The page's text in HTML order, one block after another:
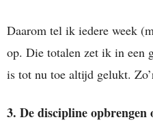
Daarom tel ik iedere week
op. Die totalen zet ik in een
is tot nu toe altijd gelukt.
3. De discipline